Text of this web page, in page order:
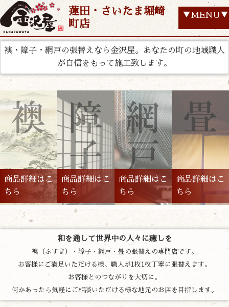
蓮田・さいたま堀崎
町店
▼MENU▼
襖・障子・網戸の張替えなら金沢屋。あなたの町の地域職人
が自信をもって施工致します。
商品詳細はこ
ちら
商品詳細はこ
ちら
商品詳細はこ
ちら
商品詳細はこ
ちら
和を通して世界中の人々に癒しを
襖（ふすま）・障子・網戸・畳の張替えの専門店です。
お客様にご満足いただける様、職人が1枚1枚丁寧に張替えます。
お客様とのつながりを大切に。
何かあったら気軽にご相談いただける様な地元のお店を目指します。